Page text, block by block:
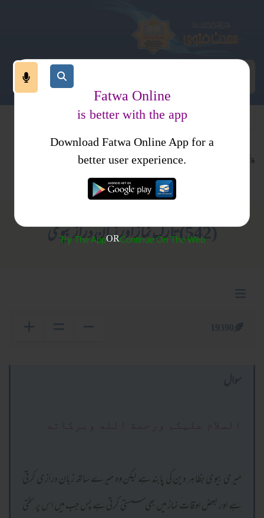
طلاق
کتب فتاوی
عورتوں کے لیے صرف
(542) تارکِ نماز اور زبان دراز بیوی
السلام عليكم ورحمة الله وبركاته
میری بیوی بظاہر دین کی پابند ہے لیکن وہ میرے ساتھ زبان درازی کرتی
ہے اور بعض اوقات نماز میں بھی سستی کرتی ہے پس جب میں اس پر سختی
Fatwa Online
is better with the app
Download Fatwa Online App for a
better user experience.
Try The AppORContinue On The Web